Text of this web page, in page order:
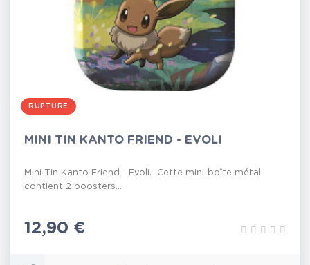
RUPTURE
MINI TIN KANTO FRIEND - EVOLI
Mini Tin Kanto Friend - Evoli. Cette mini-boîte métal
contient 2 boosters...
Prix
12,90 €